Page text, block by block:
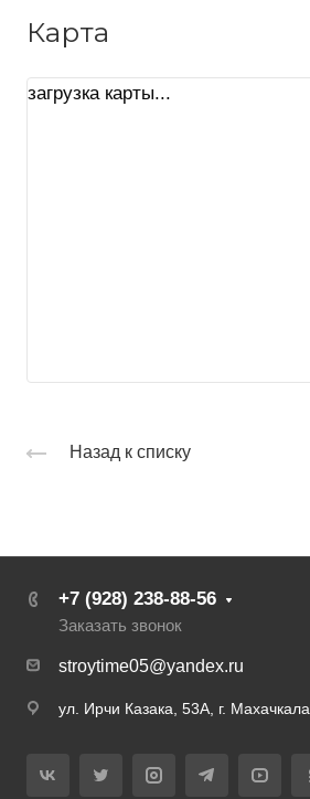
Карта
загрузка карты...
Назад к списку
+7 (928) 238-88-56
Заказать звонок
stroytime05@yandex.ru
ул. Ирчи Казака, 53А, г. Махачкала